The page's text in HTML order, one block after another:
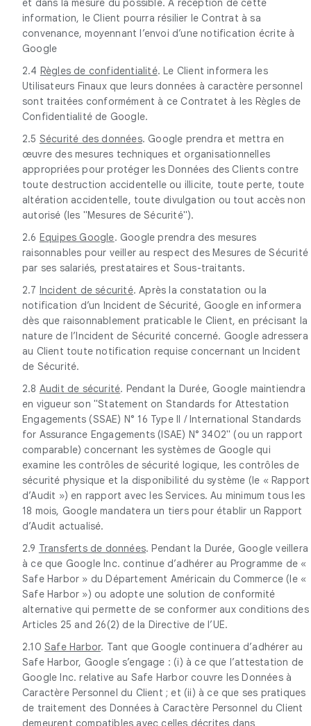
et dans la mesure du possible. À réception de cette
information, le Client pourra résilier le Contrat à sa
convenance, moyennant l’envoi d’une notification écrite à
Google
2.4 Règles de confidentialité. Le Client informera les
Utilisateurs Finaux que leurs données à caractère personnel
sont traitées conformément à ce Contratet à les Règles de
Confidentialité de Google.
2.5 Sécurité des données. Google prendra et mettra en
œuvre des mesures techniques et organisationnelles
appropriées pour protéger les Données des Clients contre
toute destruction accidentelle ou illicite, toute perte, toute
altération accidentelle, toute divulgation ou tout accès non
autorisé (les "Mesures de Sécurité").
2.6 Equipes Google. Google prendra des mesures
raisonnables pour veiller au respect des Mesures de Sécurité
par ses salariés, prestataires et Sous-traitants.
2.7 Incident de sécurité. Après la constatation ou la
notification d’un Incident de Sécurité, Google en informera
dès que raisonnablement praticable le Client, en précisant la
nature de l’Incident de Sécurité concerné. Google adressera
au Client toute notification requise concernant un Incident
de Sécurité.
2.8 Audit de sécurité. Pendant la Durée, Google maintiendra
en vigueur son "Statement on Standards for Attestation
Engagements (SSAE) N° 16 Type II / International Standards
for Assurance Engagements (ISAE) N° 3402" (ou un rapport
comparable) concernant les systèmes de Google qui
examine les contrôles de sécurité logique, les contrôles de
sécurité physique et la disponibilité du système (le « Rapport
d’Audit ») en rapport avec les Services. Au minimum tous les
18 mois, Google mandatera un tiers pour établir un Rapport
d’Audit actualisé.
2.9 Transferts de données. Pendant la Durée, Google veillera
à ce que Google Inc. continue d’adhérer au Programme de «
Safe Harbor » du Département Américain du Commerce (le «
Safe Harbor ») ou adopte une solution de conformité
alternative qui permette de se conformer aux conditions des
Articles 25 and 26(2) de la Directive de l’UE.
2.10 Safe Harbor. Tant que Google continuera d’adhérer au
Safe Harbor, Google s’engage : (i) à ce que l’attestation de
Google Inc. relative au Safe Harbor couvre les Données à
Caractère Personnel du Client ; et (ii) à ce que ses pratiques
de traitement des Données à Caractère Personnel du Client
demeurent compatibles avec celles décrites dans